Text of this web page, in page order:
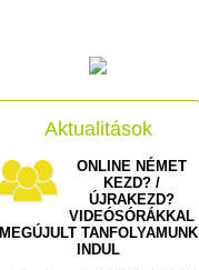
Aktualitások
ONLINE NÉMET
KEZD? /
ÚJRAKEZD?
VIDEÓSÓRÁKKAL
MEGÚJULT TANFOLYAMUNK
INDUL